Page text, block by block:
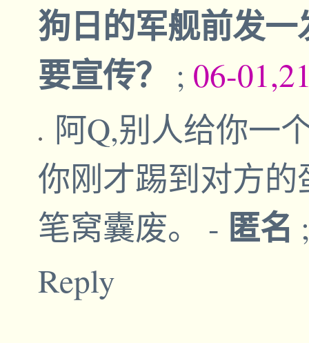
狗日的军舰前发
要宣传？ ; 06-
阿Q,别人给你一
你刚才踢到对方
笔窝囊废。 - 匿名
Reply